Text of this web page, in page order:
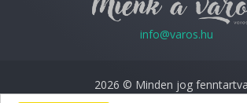
info@varos.hu
2026 © Minden jog